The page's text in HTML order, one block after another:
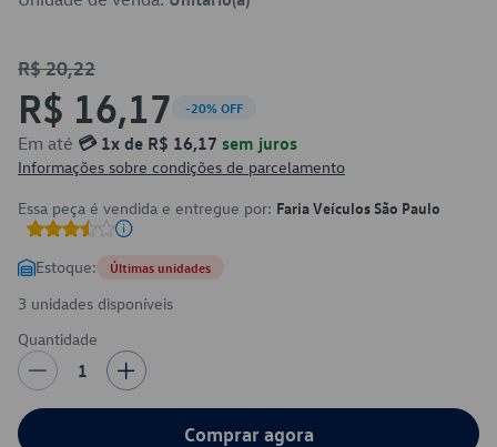
R$ 20,22
R$ 16,17 -20% OFF
Em até 💳 1x de R$ 16,17 sem juros
Informações sobre condições de parcelamento
Essa peça é vendida e entregue por: Faria Veículos São Paulo
Estoque: Últimas unidades
3 unidades disponíveis
Quantidade
1
Comprar agora